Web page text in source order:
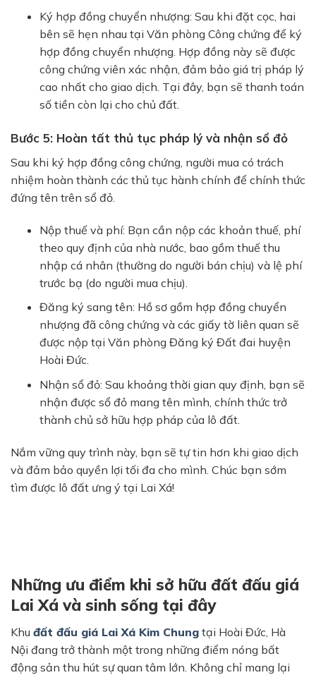
Ký hợp đồng chuyển nhượng: Sau khi đặt cọc, hai
bên sẽ hẹn nhau tại Văn phòng Công chứng để ký
hợp đồng chuyển nhượng. Hợp đồng này sẽ được
công chứng viên xác nhận, đảm bảo giá trị pháp lý
cao nhất cho giao dịch. Tại đây, bạn sẽ thanh toán
số tiền còn lại cho chủ đất.
Bước 5: Hoàn tất thủ tục pháp lý và nhận sổ đỏ
Sau khi ký hợp đồng công chứng, người mua có trách
nhiệm hoàn thành các thủ tục hành chính để chính thức
đứng tên trên sổ đỏ.
Nộp thuế và phí: Bạn cần nộp các khoản thuế, phí
theo quy định của nhà nước, bao gồm thuế thu
nhập cá nhân (thường do người bán chịu) và lệ phí
trước bạ (do người mua chịu).
Đăng ký sang tên: Hồ sơ gồm hợp đồng chuyển
nhượng đã công chứng và các giấy tờ liên quan sẽ
được nộp tại Văn phòng Đăng ký Đất đai huyện
Hoài Đức.
Nhận sổ đỏ: Sau khoảng thời gian quy định, bạn sẽ
nhận được sổ đỏ mang tên mình , chính thức trở
thành chủ sở hữu hợp pháp của lô đất.
Nắm vững quy trình này, bạn sẽ tự tin hơn khi giao dịch
và đảm bảo quyền lợi tối đa cho mình. Chúc bạn sớm
tìm được lô đất ưng ý tại Lai Xá!
Những ưu điểm khi sở hữu đất đấu giá
Lai Xá và sinh sống tại đây
Khu đất đấu giá Lai Xá Kim Chung tại Hoài Đức, Hà
Nội đang trở thành một trong những điểm nóng bất
động sản thu hút sự quan tâm lớn. Không chỉ mang lại